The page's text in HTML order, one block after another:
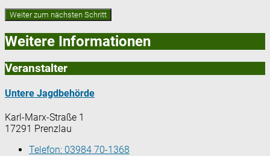
Weitere Informationen
Veranstalter
Untere Jagdbehörde
Karl-Marx-Straße 1
17291 Prenzlau
Telefon: 03984 70-1368